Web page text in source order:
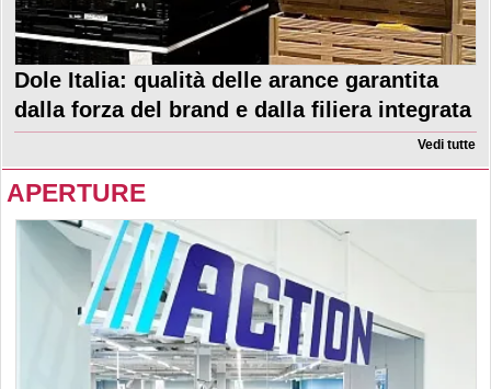
Dole Italia: qualità delle arance garantita
dalla forza del brand e dalla filiera integrata
Vedi tutte
APERTURE